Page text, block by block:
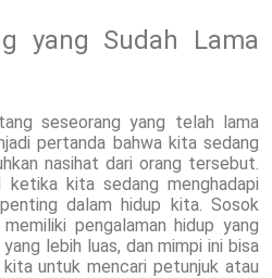
yang Sudah Lama
seseorang yang telah lama
pertanda bahwa kita sedang
nasihat dari orang tersebut.
ketika kita sedang menghadapi
dalam hidup kita. Sosok
pengalaman hidup yang
lebih luas, dan mimpi ini bisa
untuk mencari petunjuk atau